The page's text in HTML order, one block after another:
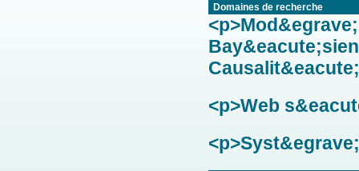
Domaines de recherche
<p>Web